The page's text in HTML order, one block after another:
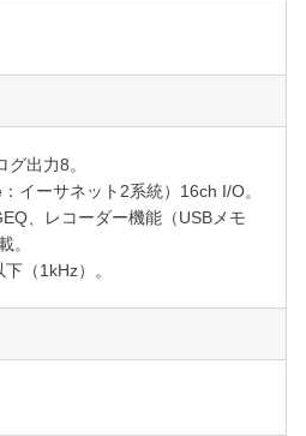
出力8。
イーサネット2系統）16ch I/O。
、レコーダー機能（USBメモ
。
（1kHz）。